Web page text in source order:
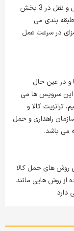
این نوع حمل و نقل نیز مانند دیگر متدهای حمل و نقل در 3 بخش
طبقه بندی می
در سرعت عمل
و در عین حال
این سرویس ها می
ترانزیت کالا و
راهداری و حمل
می باشد.
روش های حمل کالا
از روش هایی مانند
دارد